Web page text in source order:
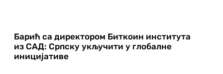
Барић са директором Биткоин института
из САД: Српску укључити у глобалне
иницијативе